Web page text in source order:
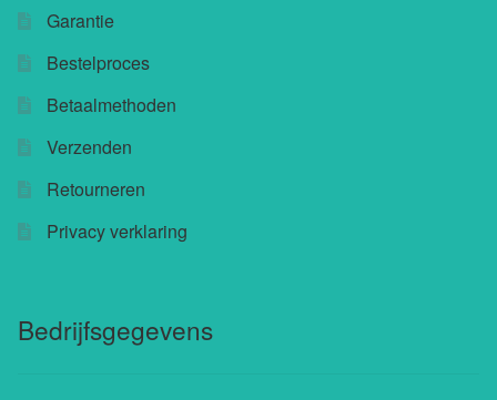
Garantie
Bestelproces
Betaalmethoden
Verzenden
Retourneren
Privacy verklaring
Bedrijfsgegevens